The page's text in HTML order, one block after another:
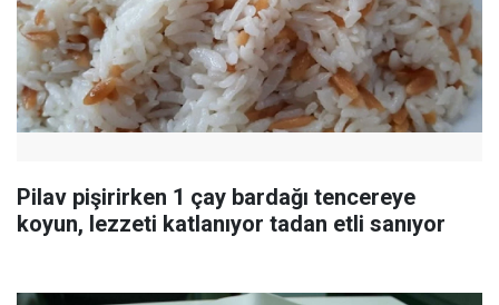
Pilav pişirirken 1 çay bardağı tencereye
koyun, lezzeti katlanıyor tadan etli sanıyor